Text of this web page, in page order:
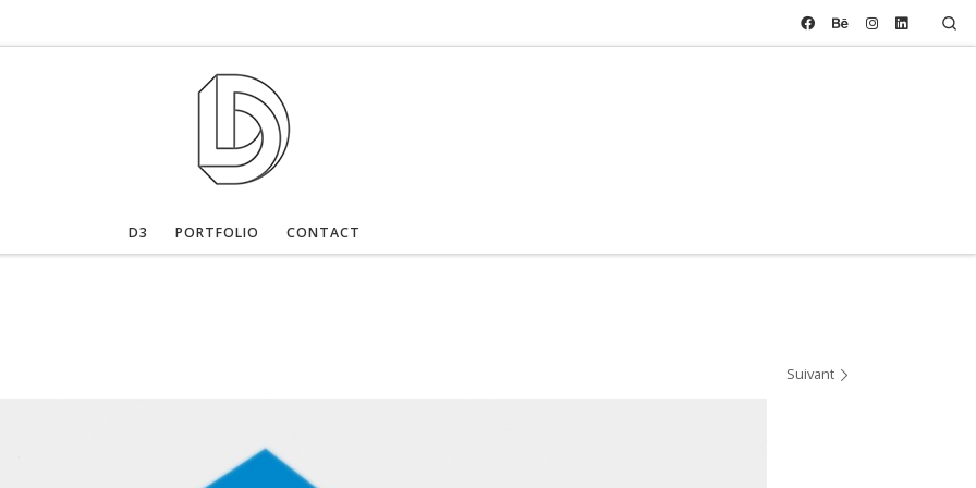
D3 PORTFOLIO CONTACT
Suivant